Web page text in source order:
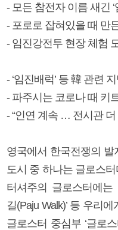
- 모든 참전자 이름 새긴 ‘
- 포로로 잡혀있을 때 만
- 임진강전투 현장 체험
- ‘임진배럭’ 등 韓 관련
- 파주시는 코로나 때 키
- “인연 계속 … 전시관 더
영국에서 한국전쟁의
도시 중 하나는 글로스
터셔주의 글로스터에는
길(Paju Walk)’ 등 우리
글로스터 중심부 ‘글로